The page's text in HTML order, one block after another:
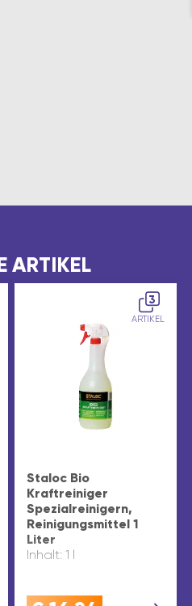
ARTIKEL
3
ARTIKEL
Staloc Bio
Kraftreiniger
Spezialreinigern,
Reinigungsmittel 1
Liter
Inhalt: 1 l